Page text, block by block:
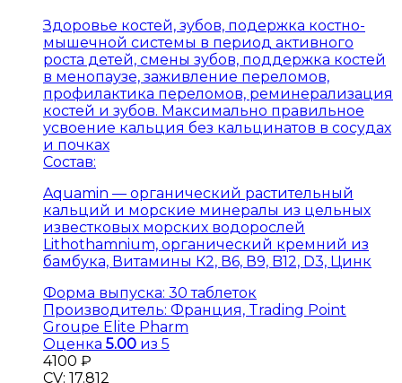
Здоровье костей, зубов, подержка костно-
мышечной системы в период активного
роста детей, смены зубов, поддержка костей
в менопаузе, заживление переломов,
профилактика переломов, реминерализация
костей и зубов. Максимально правильное
усвоение кальция без кальцинатов в сосудах
и почках
Состав:
Aquamin — органический растительный
кальций и морские минералы из цельных
известковых морских водорослей
Lithothamnium, органический кремний из
бамбука, Витамины К2, В6, В9, B12, D3, Цинк
Форма выпуска: 30 таблеток
Производитель: Франция, Trading Point
Groupe Elite Pharm
Оценка 5.00 из 5
4100 ₽
CV: 17.812